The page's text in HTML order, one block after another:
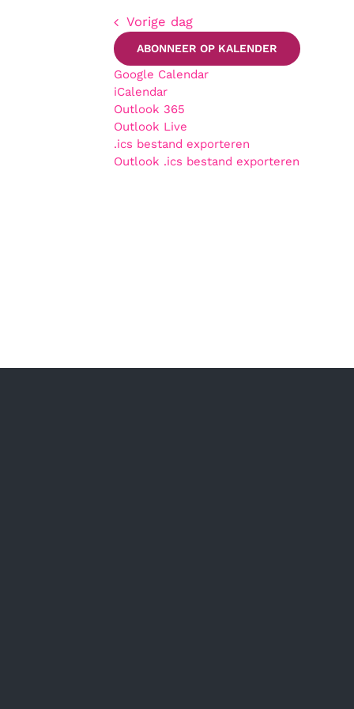
weergeven
navigatie
Vorige dag
ABONNEER OP KALENDER
Google Calendar
iCalendar
Outlook 365
Outlook Live
.ics bestand exporteren
Outlook .ics bestand exporteren